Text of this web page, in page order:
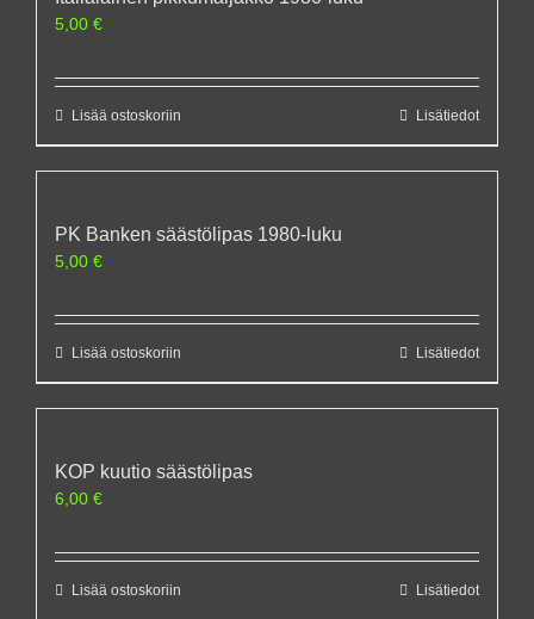
5,00 €
Lisää ostoskoriin Lisätiedot
PK Banken säästölipas 1980-luku
5,00 €
Lisää ostoskoriin Lisätiedot
KOP kuutio säästölipas
6,00 €
Lisää ostoskoriin Lisätiedot